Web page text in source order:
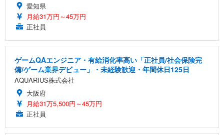
愛知県
月給31万円～45万円
正社員
ゲームQAエンジニア・有給消化率高い「正社員/社会保険完
備/ゲーム業界デビュー」・未経験歓迎・年間休日125日
AQUARIUS株式会社
大阪府
月給31万5,500円～45万円
正社員